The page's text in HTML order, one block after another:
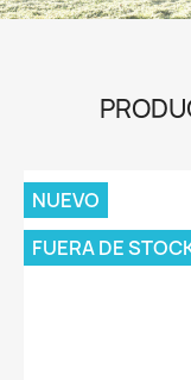
NUEVO
FUERA DE